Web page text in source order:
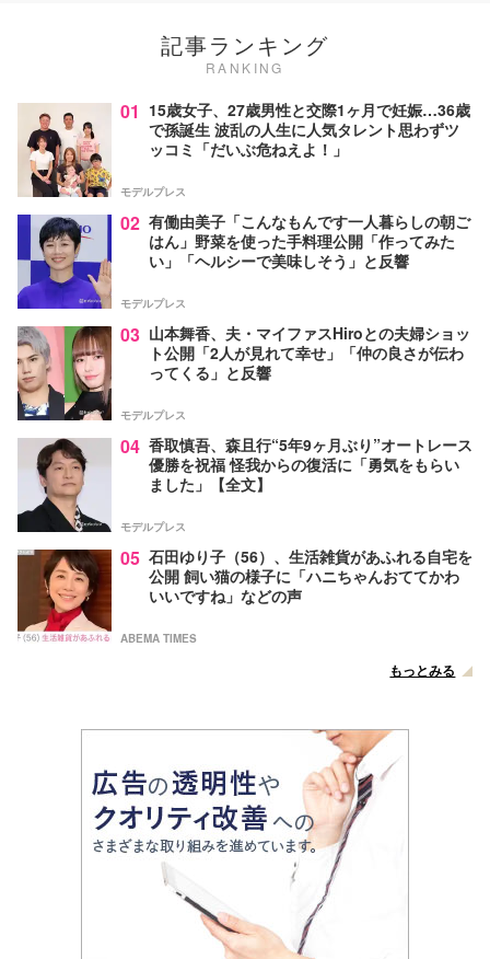
記事ランキング
RANKING
01 15歳女子、27歳男性と交際1ヶ月で妊娠…36歳
で孫誕生 波乱の人生に人気タレント思わずツ
ッコミ「だいぶ危ねえよ！」
モデルプレス
02 有働由美子「こんなもんです一人暮らしの朝ご
はん」野菜を使った手料理公開「作ってみた
い」「ヘルシーで美味しそう」と反響
モデルプレス
03 山本舞香、夫・マイファスHiroとの夫婦ショッ
ト公開「2人が見れて幸せ」「仲の良さが伝わ
ってくる」と反響
モデルプレス
04 香取慎吾、森且行“5年9ヶ月ぶり”オートレース
優勝を祝福 怪我からの復活に「勇気をもらい
ました」【全文】
モデルプレス
05 石田ゆり子（56）、生活雑貨があふれる自宅を
公開 飼い猫の様子に「ハニちゃんおててかわ
いいですね」などの声
ABEMA TIMES
もっとみる